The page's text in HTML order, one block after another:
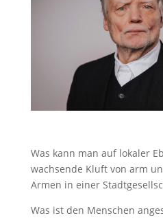
Was kann man auf lokaler
wachsende Kluft von arm
Armen in einer
Was ist den Menschen